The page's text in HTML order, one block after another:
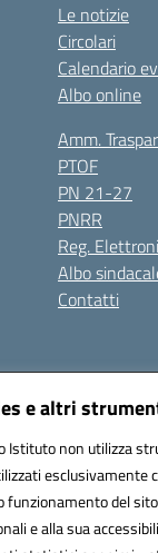
e altri
Istituto non utilizza
esclusivamente
funzionamento del
e alla sua
Le notizie
Circolari
Calendario
Albo online
Amm.
PTOF
PN 21-27
PNRR
Reg.
Albo
Contatti